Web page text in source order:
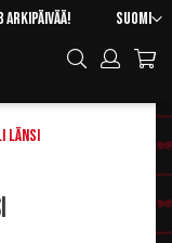
Kieli
Suomi
arkipäivää!
Hae
länsi